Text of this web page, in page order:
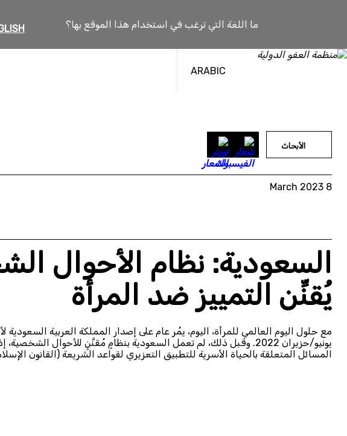
ما اللغة التي ترغب في استخدام هذا الموقع بها؟
ARABIC
الأبحاث
8 March 2023
السعودية: نظام الأحوال
يُقنِّن التمييز ضد المرأة
يونيو/حزيران 2022. وقبل ذلك، لم تعمل السعودية بنظامٍ مُقنَّنٍ للأحوال
المسائل المتعلقة بالحياة الأسرية للتطبيق التعزيري لقواعد الشريعة (القانون